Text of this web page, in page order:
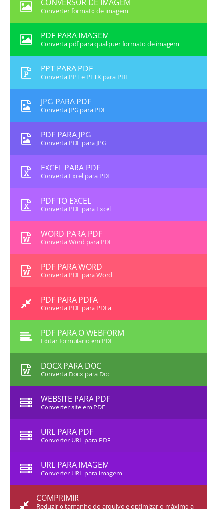
CONVERSOR DE IMAGEM
Converter formato de imagem
PDF PARA IMAGEM
Converta pdf para qualquer formato de imagem
PPT PARA PDF
Converta PPT e PPTX para PDF
JPG PARA PDF
Converta JPG para PDF
PDF PARA JPG
Converta PDF para JPG
EXCEL PARA PDF
Converta Excel para PDF
PDF TO EXCEL
Converta PDF para Excel
WORD PARA PDF
Converta Word para PDF
PDF PARA WORD
Converta PDF para Word
PDF PARA PDFA
Converta PDF para PDFa
PDF PARA O WEBFORM
Editar formulário em PDF
DOCX PARA DOC
Converta Docx para Doc
WEBSITE PARA PDF
Converter site em PDF
URL PARA PDF
Converter URL para PDF
URL PARA IMAGEM
Converter URL para imagem
COMPRIMIR
Reduzir o tamanho do arquivo e optimizar o máximo a